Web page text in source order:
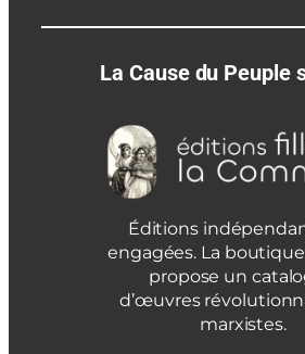
La Cause du Peuple
Éditions
engagées. La
propose un
d’œuvres
marxistes.